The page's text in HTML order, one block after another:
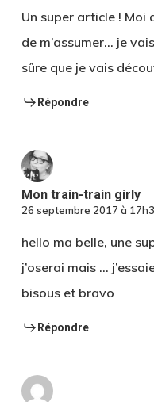
Un super article ! Moi
de m’assumer… je
sûre que je vais
Répondre
Mon train-train girly
26 septembre 2017 à
hello ma belle, une
j’oserai mais …
bisous et bravo
Répondre